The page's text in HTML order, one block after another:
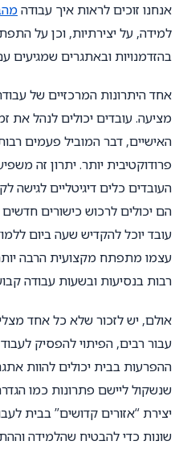
אנחנו זוכים לראות איך עבודה
למידה, על יצירתיות, וכן על
בהזדמנויות ובאתגרים שמגיעים
אחד היתרונות המרכזיים של
מציעה. עובדים יכולים לנהל את
האישיים, דבר המוביל פעמים
פרודוקטיבית יותר. יתרון זה
העובדים כלים דיגיטליים לגישה
הם יכולים לרכוש כישורים
עובד יוכל להקדיש שעה ביום
עצמו מתפתח מקצועית הרבה
רבות בנסיעות ובשעות עבודה
אולם, יש לזכור שלא כל אחד
עבור רבים, הפיתוי להפסיק
ההפרעות בבית יכולים להוות
שנשקול ליישם פתרונות כמו
יצירת “אזורים קדושים” בבית
שונות כדי להבטיח שהלמידה